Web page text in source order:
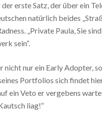
der erste Satz, der über ein
natürlich beides
„Private Paula, Sie
sein“.
nicht nur ein Early Adopter,
Portfolios sich findet
ein Veto er vergebens
liag!“